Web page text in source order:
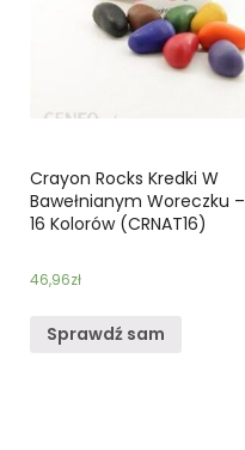
Crayon Rocks Kredki W
Bawełnianym Woreczku –
16 Kolorów (CRNAT16)
46,96zł
Sprawdź sam